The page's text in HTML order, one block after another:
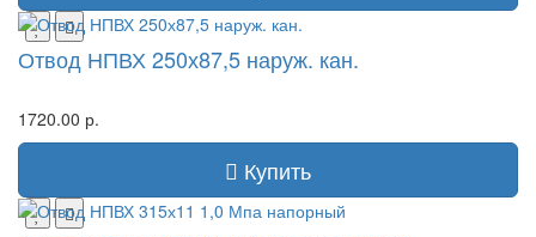
Отвод НПВХ 250х87,5 наруж. кан.
1720.00 р.
Купить